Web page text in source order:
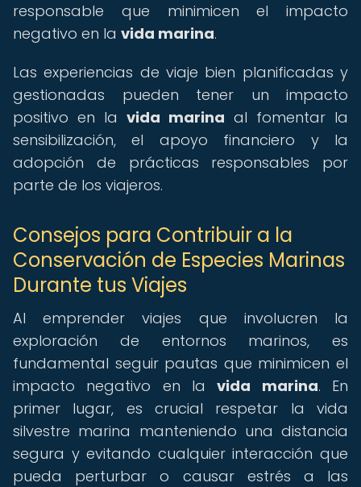
responsable que minimicen el impacto
negativo en la vida marina.
Las experiencias de viaje bien planificadas y
gestionadas pueden tener un impacto
positivo en la vida marina al fomentar la
sensibilización, el apoyo financiero y la
adopción de prácticas responsables por
parte de los viajeros.
Consejos para Contribuir a la
Conservación de Especies Marinas
Durante tus Viajes
Al emprender viajes que involucren la
exploración de entornos marinos, es
fundamental seguir pautas que minimicen el
impacto negativo en lavida marina. En
primer lugar, es crucial respetar la vida
silvestre marina manteniendo una distancia
segura y evitando cualquier interacción que
pueda perturbar o causar estrés a las